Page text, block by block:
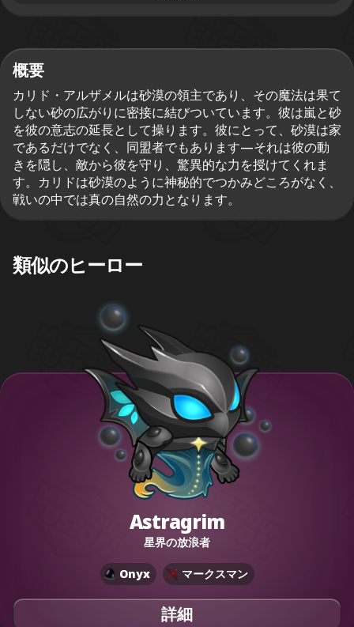
概要
カリド・アルザメルは砂漠の領主であり、その魔法は果て
しない砂の広がりに密接に結びついています。彼は嵐と砂
を彼の意志の延長として操ります。彼にとって、砂漠は家
であるだけでなく、同盟者でもあります—それは彼の動
きを隠し、敵から彼を守り、驚異的な力を授けてくれま
す。カリドは砂漠のように神秘的でつかみどころがなく、
戦いの中では真の自然の力となります。
類似のヒーロー
Astragrim
星界の放浪者
Onyx マークスマン
詳細